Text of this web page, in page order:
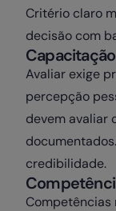
Critério claro
decisão com
Avaliar exige
percepção
devem avaliar
credibilidade.
Competências